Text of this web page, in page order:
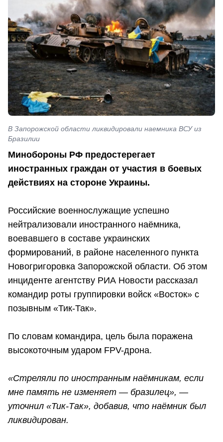
В Запорожской области ликвидировали наемника ВСУ из
Бразилии
Минобороны РФ предостерегает
иностранных граждан от участия в боевых
действиях на стороне Украины.
Российские военнослужащие успешно
нейтрализовали иностранного наёмника,
воевавшего в составе украинских
формирований, в районе населенного пункта
Новогригоровка Запорожской области. Об этом
инциденте агентству РИА Новости рассказал
командир роты группировки войск «Восток» с
позывным «Тик-Так».
По словам командира, цель была поражена
высокоточным ударом FPV-дрона.
«Стреляли по иностранным наёмникам, если
мне память не изменяет — бразилец», —
уточнил «Тик-Так», добавив, что наёмник был
ликвидирован.